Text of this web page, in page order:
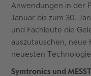
Anwendungen in der
Januar bis zum 30.
und Fachleute die
auszutauschen, neue
neuesten
Symtronics und